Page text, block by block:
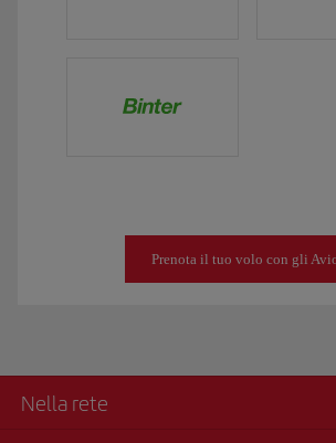
Prenota il tuo volo con gli
Nella rete